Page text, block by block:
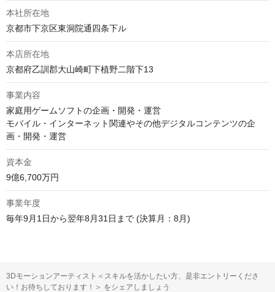
本社所在地
京都市下京区東洞院通四条下ル
本店所在地
京都府乙訓郡大山崎町下植野二階下13
事業内容
家庭用ゲームソフトの企画・開発・運営
モバイル・インターネット関連やその他デジタルコンテンツの企
資本金
9億6,700万円
事業年度
毎年9月1日から翌年8月31日まで (決算月：8月)
3Dモーションアーティスト＜スキルを活かしたい方、是非エントリーくださ
い！お待ちしております！＞ をシェアしましょう